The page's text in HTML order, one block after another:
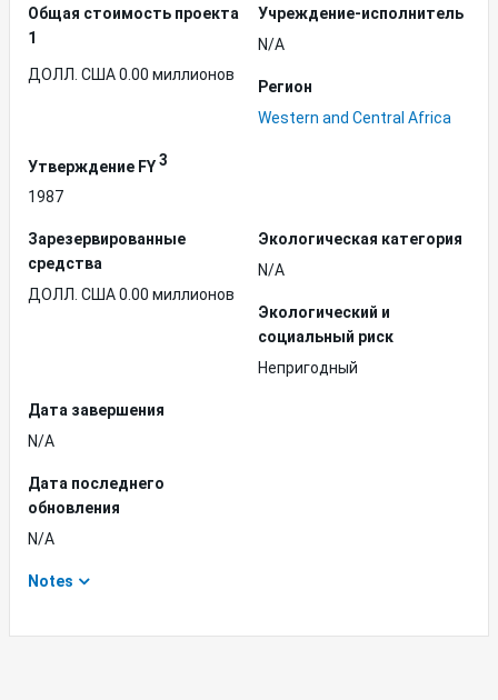
Общая стоимость проекта
1
ДОЛЛ. США 0.00 миллионов
Учреждение-исполнитель
N/A
Регион
Western and Central Africa
Утверждение FY3
1987
Зарезервированные
средства
ДОЛЛ. США 0.00 миллионов
Экологическая категория
N/A
Экологический и
социальный риск
Непригодный
Дата завершения
N/A
Дата последнего
обновления
N/A
Notes